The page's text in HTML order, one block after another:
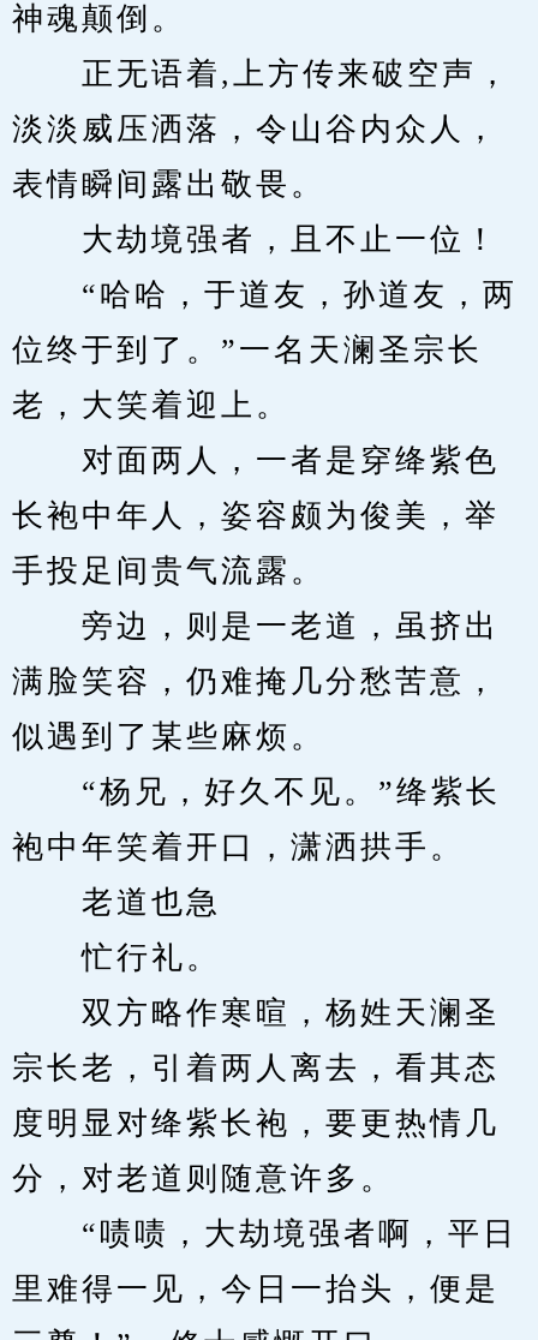
神魂颠倒。
正无语着,上方传来破空声，
淡淡威压洒落，令山谷内众人，
表情瞬间露出敬畏。
大劫境强者，且不止一位！
“哈哈，于道友，孙道友，两
位终于到了。”一名天澜圣宗长
老，大笑着迎上。
对面两人，一者是穿绛紫色
长袍中年人，姿容颇为俊美，举
手投足间贵气流露。
旁边，则是一老道，虽挤出
满脸笑容，仍难掩几分愁苦意，
似遇到了某些麻烦。
“杨兄，好久不见。”绛紫长
袍中年笑着开口，潇洒拱手。
老道也急
忙行礼。
双方略作寒暄，杨姓天澜圣
宗长老，引着两人离去，看其态
度明显对绛紫长袍，要更热情几
分，对老道则随意许多。
“啧啧，大劫境强者啊，平日
里难得一见，今日一抬头，便是